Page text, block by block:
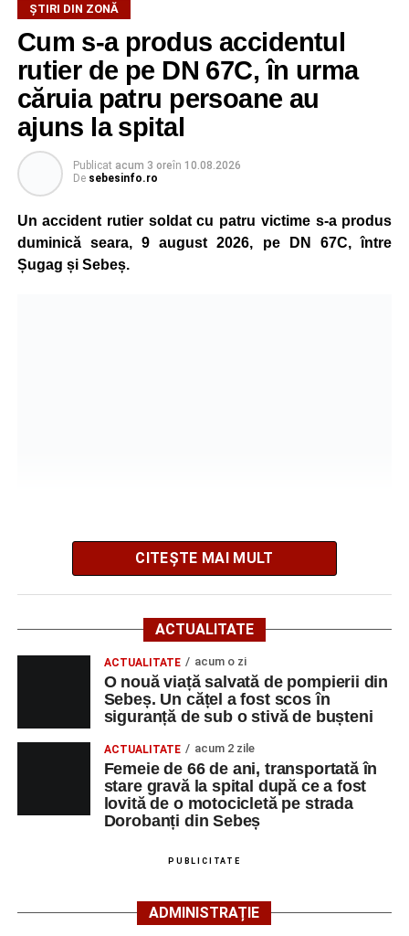
privind existența unor victime sau cauza izbucnirii focului.
Adaugă-ne ca sursă preferată
Urmărește-ne pe Google News
Ultimele știri din Sebeș
Incendiu la un autoturism pe Autostrada A1, în zona
localității Sibișeni
ȘTIRI DIN ZONĂ
Cum s-a produs accidentul
rutier de pe DN 67C, în urma
căruia patru persoane au
ajuns la spital
Publicat acum 3 oreîn 10.08.2026
De sebesinfo.ro
Un accident rutier soldat cu patru victime s-a produs
duminică seara, 9 august 2026, pe DN 67C, între
Șugag și Sebeș.
Poliția Municipiului Sebeș a fost sesizată, prin SNUAU
112, în jurul orei 20:41, cu privire la producerea
evenimentului rutier.
Din primele cercetări efectuate la fața locului, polițiștii au
stabilit că o femeie de 29 de ani, din municipiul Sebeș,
care conducea un autoturism pe direcția Șugag – Sebeș,
a intrat în coliziune cu un alt autoturism, condus
regulamentar din sens opus, respectiv Sebeș – Șugag, de
un bărbat de 62 de ani, din orașul Petrila, județul
În urma impactului, ambii conducători auto, precum și
bărbatul de 62 de ani – au suferit leziuni corporale.
CITEȘTE MAI MULT
ACTUALITATE
ACTUALITATE acum o zi
O nouă viață salvată de pompierii din
Sebeș. Un cățel a fost scos în
siguranță de sub o stivă de bușteni
ACTUALITATE acum 2 zile
Femeie de 66 de ani, transportată în
stare gravă la spital după ce a fost
lovită de o motocicletă pe strada
Dorobanți din Sebeș
PUBLICITATE
ADMINISTRAȚIE